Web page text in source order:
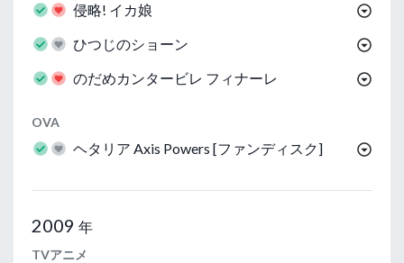
侵略! イカ娘
ひつじのショーン
のだめカンタービレ フィナーレ
OVA
ヘタリア Axis Powers [ファンディスク]
2009 年
TVアニメ